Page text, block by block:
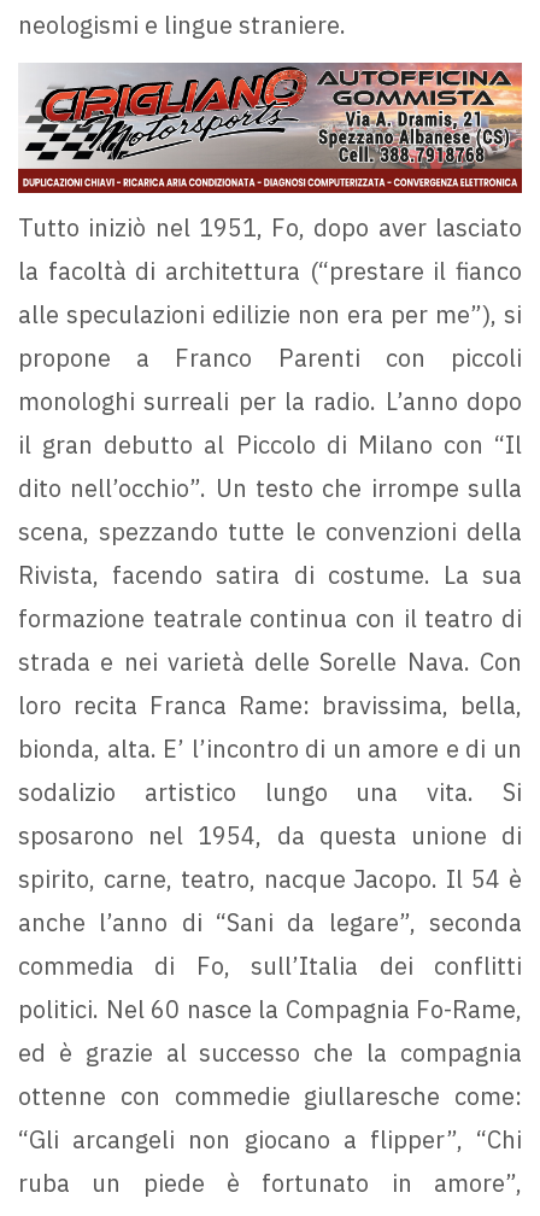
neologismi e lingue straniere.
Tutto iniziò nel 1951, Fo, dopo aver lasciato
la facoltà di architettura (“prestare il fianco
alle speculazioni edilizie non era per me”), si
propone a Franco Parenti con piccoli
monologhi surreali per la radio. L’anno dopo
il gran debutto al Piccolo di Milano con “Il
dito nell’occhio”. Un testo che irrompe sulla
scena, spezzando tutte le convenzioni della
Rivista, facendo satira di costume. La sua
formazione teatrale continua con il teatro di
strada e nei varietà delle Sorelle Nava. Con
loro recita Franca Rame: bravissima, bella,
bionda, alta. E’ l’incontro di un amore e di un
sodalizio artistico lungo una vita. Si
sposarono nel 1954, da questa unione di
spirito, carne, teatro, nacque Jacopo. Il 54 è
anche l’anno di “Sani da legare”, seconda
commedia di Fo, sull’Italia dei conflitti
politici. Nel 60 nasce la Compagnia Fo-Rame,
ed è grazie al successo che la compagnia
ottenne con commedie giullaresche come:
“Gli arcangeli non giocano a flipper”, “Chi
ruba un piede è fortunato in amore”,